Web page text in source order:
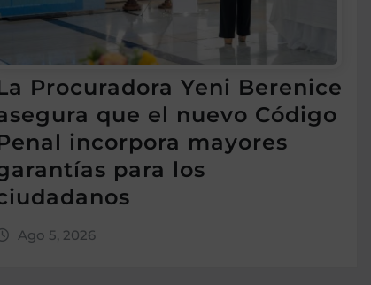
Procuradora Yeni Berenice
que el nuevo Código
incorpora mayores
para los
Ago 5, 2026